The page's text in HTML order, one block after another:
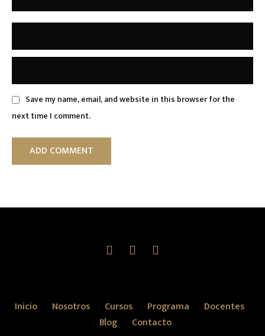
Save my name, email, and website in this browser for the
next time I comment.
Inicio Nosotros Cursos Programa
Docentes
Blog
Contacto